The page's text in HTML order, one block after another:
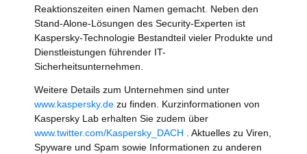
Reaktionszeiten einen Namen gemacht. Neben den
Stand-Alone-Lösungen des Security-Experten ist
Kaspersky-Technologie Bestandteil vieler Produkte und
Dienstleistungen führender IT-
Sicherheitsunternehmen.
Weitere Details zum Unternehmen sind unter
www.kaspersky.de zu finden. Kurzinformationen von
Kaspersky Lab erhalten Sie zudem über
www.twitter.com/Kaspersky_DACH . Aktuelles zu Viren,
Spyware und Spam sowie Informationen zu anderen